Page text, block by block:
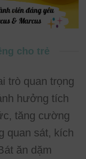
cho trẻ
trò quan trọng
hưởng tích
tăng cường
quan sát, kích
ăn dặm